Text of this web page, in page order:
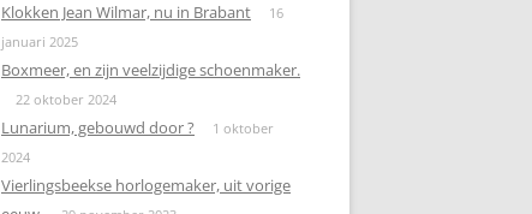
Klokken Jean Wilmar, nu in Brabant
16
januari 2025
Boxmeer, en zijn veelzijdige schoenmaker.
22 oktober 2024
Lunarium, gebouwd door ?
1 oktober
2024
Vierlingsbeekse horlogemaker, uit vorige